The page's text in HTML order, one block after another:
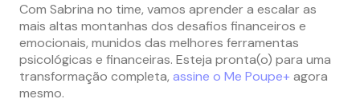
Com Sabrina no time, vamos aprender a escalar as
mais altas montanhas dos desafios financeiros e
emocionais, munidos das melhores ferramentas
psicológicas e financeiras. Esteja pronta(o) para uma
transformação completa, assine o Me Poupe+ agora
mesmo.